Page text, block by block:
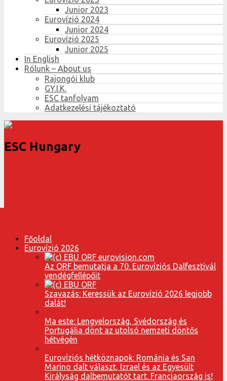
Junior 2023
Eurovízió 2024
Junior 2024
Eurovízió 2025
Junior 2025
In English
Rólunk – About us
Rajongói klub
GY.I.K.
ESC tanfolyam
Adatkezelési tájékoztató
ESC Hungary
Főoldal
Eurovízió 2026
Az ORF bemutatja a 70. Eurovíziós Dalfesztivál
vendégfellépőit
Szavazás: Keressük az Eurovízió 2026 legjobb
dalát!
Ma este: Lengyelország, Svédország és
Portugália dönt az utolsó nemzeti döntős
hétvégén
Eurovíziós hétköznapok: Románia és San
Marino dalt választ, Izrael és az Egyesült
Királyság dalbemutatót tart. Franciaország is!